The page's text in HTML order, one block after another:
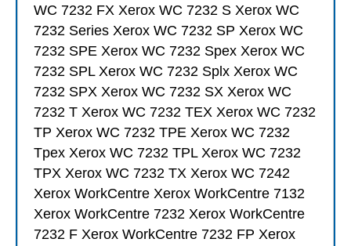
WC 7232 FX Xerox WC 7232 S Xerox WC
7232 Series Xerox WC 7232 SP Xerox WC
7232 SPE Xerox WC 7232 Spex Xerox WC
7232 SPL Xerox WC 7232 Splx Xerox WC
7232 SPX Xerox WC 7232 SX Xerox WC
7232 T Xerox WC 7232 TEX Xerox WC 7232
TP Xerox WC 7232 TPE Xerox WC 7232
Tpex Xerox WC 7232 TPL Xerox WC 7232
TPX Xerox WC 7232 TX Xerox WC 7242
Xerox WorkCentre Xerox WorkCentre 7132
Xerox WorkCentre 7232 Xerox WorkCentre
7232 F Xerox WorkCentre 7232 FP Xerox